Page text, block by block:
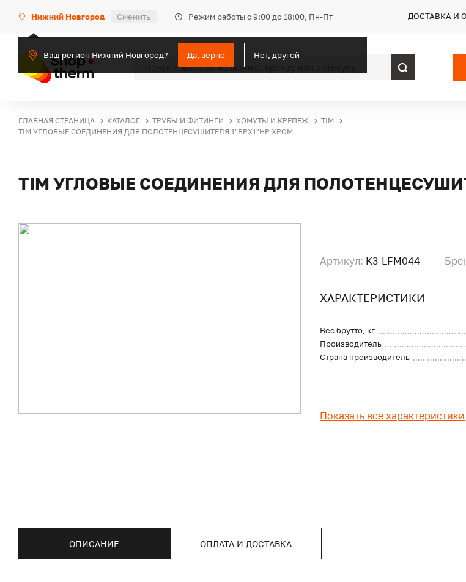
Нижний Новгород Сменить Режим работы с 9:00 до 18:00, Пн-Пт
Ваш регион Нижний Новгород? Да, верно Нет, другой
ДОСТАВКА И
ГЛАВНАЯ СТРАНИЦА КАТАЛОГ ТРУБЫ И ФИТИНГИ ХОМУТЫ И КРЕПЁЖ
TIM
TIM УГЛОВЫЕ СОЕДИНЕНИЯ ДЛЯ ПОЛОТЕНЦЕСУШИТЕЛЯ 1"ВРХ1"НР ХРОМ
TIM УГЛОВЫЕ СОЕДИНЕНИЯ ДЛЯ
Артикул: K3-LFM044
ХАРАКТЕРИСТИКИ
Вес брутто, кг
Производитель
Страна производитель
Показать все характеристики
ОПИСАНИЕ ОПЛАТА И ДОСТАВКА